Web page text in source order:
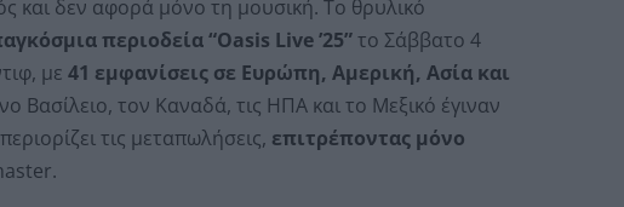
και δεν αφορά μόνο τη μουσική. Το θρυλικό
περιοδεία “Oasis Live ’25”το Σάββατο 4
με 41 εμφανίσεις σε Ευρώπη, Αμερική, Ασία και
Βασίλειο, τον Καναδά, τις ΗΠΑ και το Μεξικό έγιναν
τις μεταπωλήσεις, επιτρέποντας μόνο